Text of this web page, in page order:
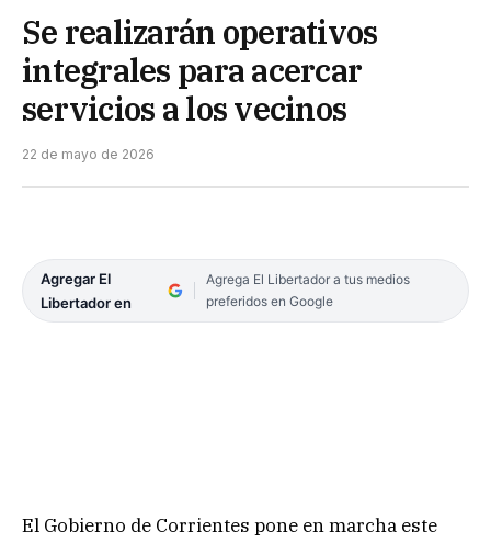
Se realizarán operativos
integrales para acercar
servicios a los vecinos
22 de mayo de 2026
Agregar El
Libertador en
Agrega El Libertador a tus medios
preferidos en Google
El Gobierno de Corrientes pone en marcha este